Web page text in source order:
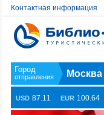
Контактная информация
Москва
USD 87.11 EUR 100.64